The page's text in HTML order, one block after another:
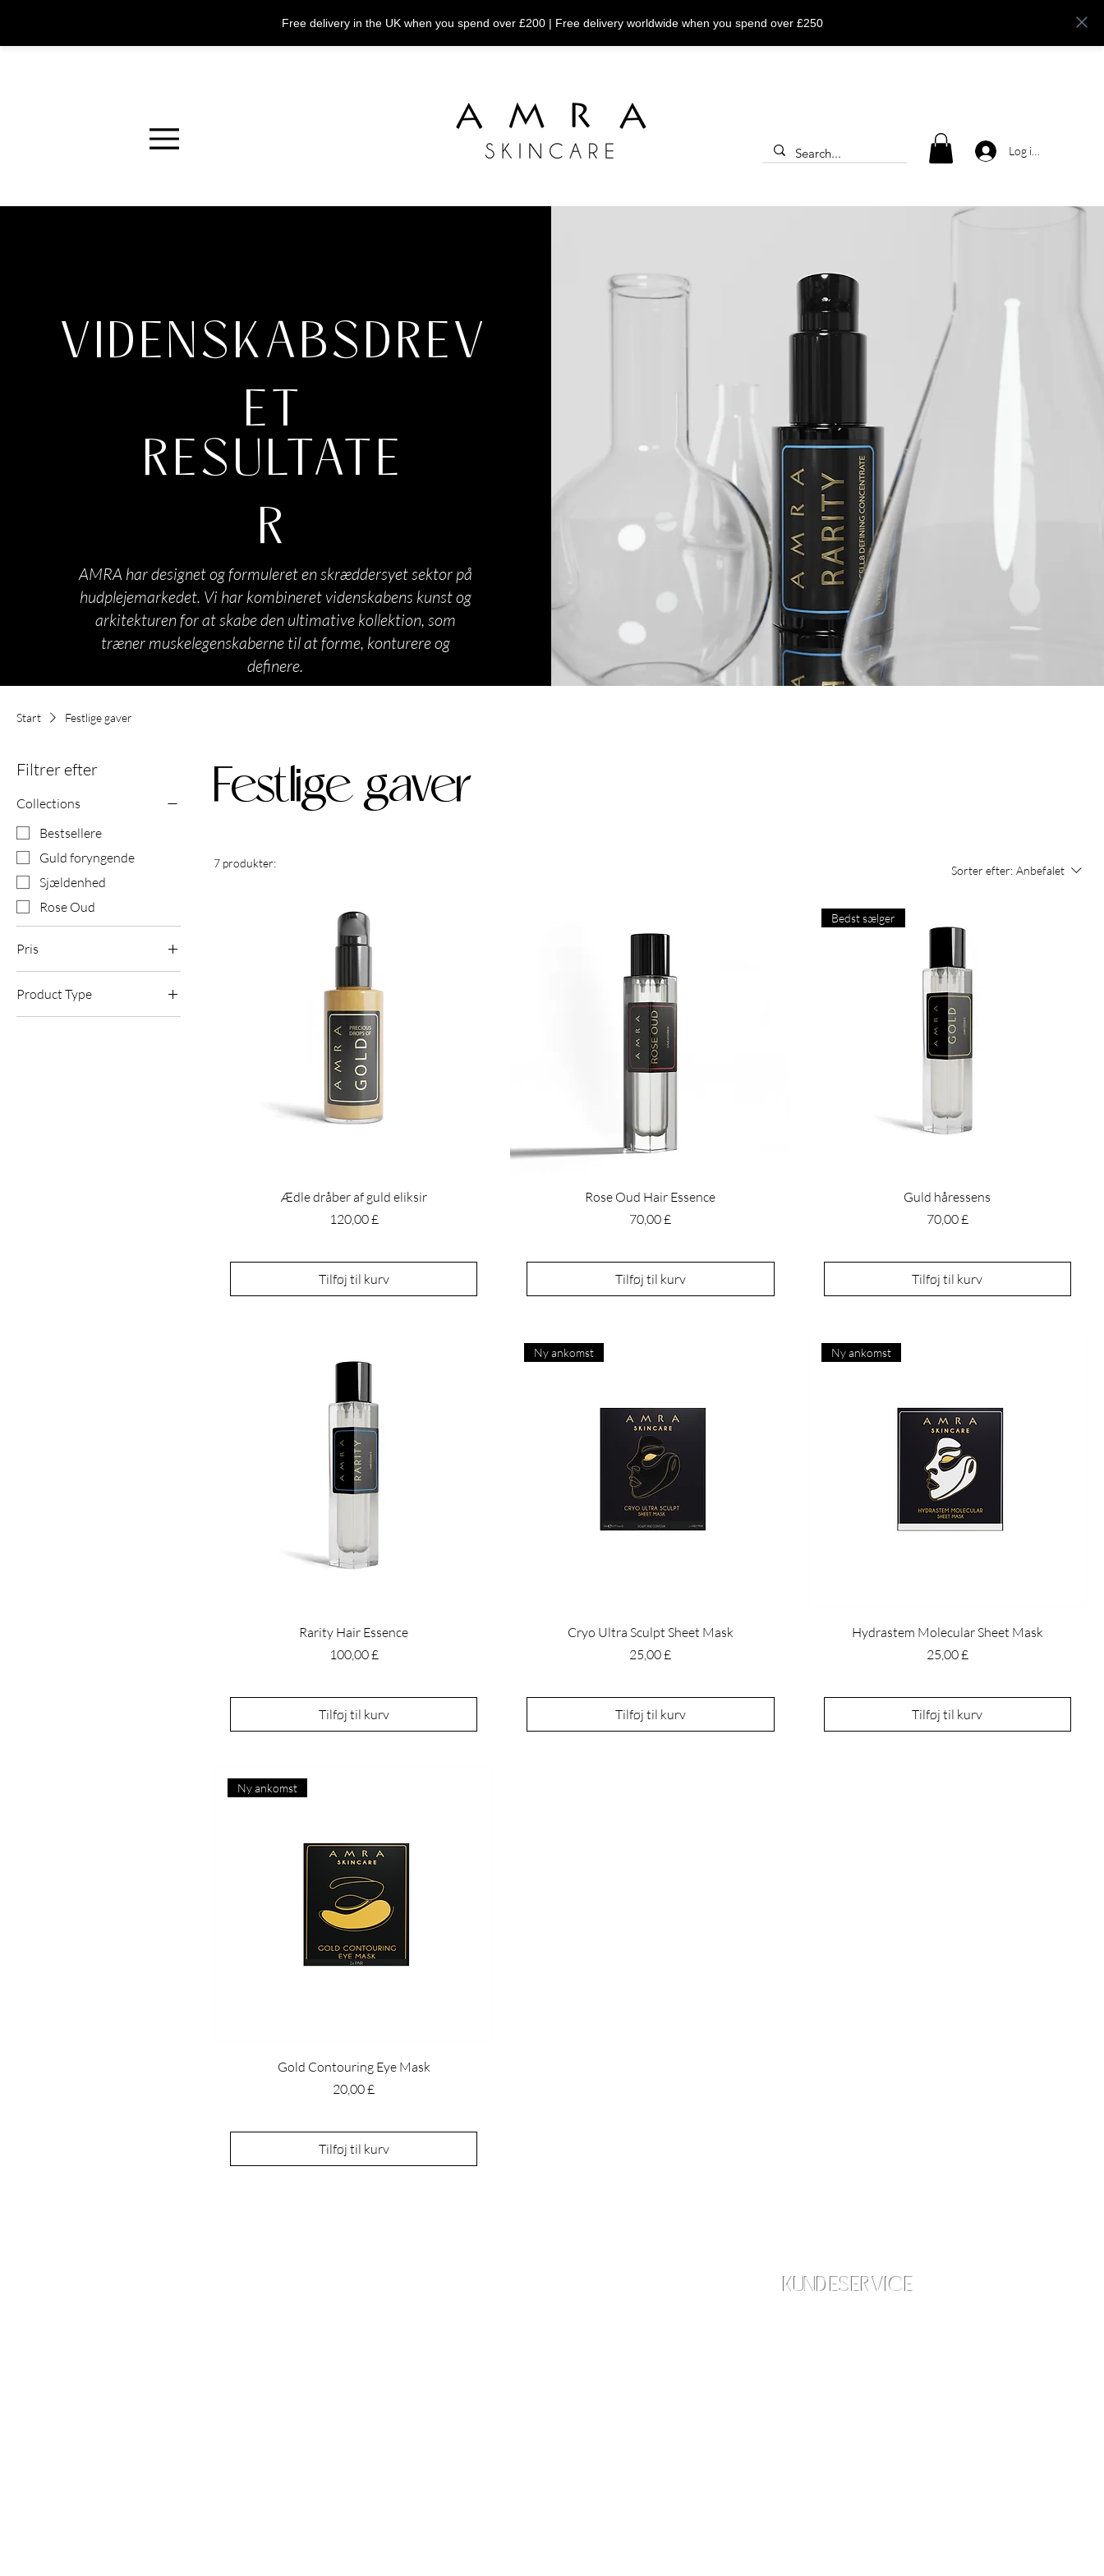
Free delivery in the UK when you spend over £200 | Free delivery worldwide when you spend over £250
Log ind
VIDENSKABSDREV
ET
RESULTATE
R
AMRA har designet og formuleret en skræddersyet sektor på
hudplejemarkedet. Vi har kombineret videnskabens kunst og
arkitekturen for at skabe den ultimative kollektion, som
træner muskelegenskaberne til at forme, konturere og
definere.
Start Festlige gaver
Filtrer efter
Collections
Bestsellere
Guld foryngende
Sjældenhed
Rose Oud
Pris
20 £ 120 £
Product Type
Festlige gaver
7 produkter:
Sorter efter: Anbefalet
Ædle dråber af guld eliksir
Pris
120,00 £
Tilføj til kurv
Rose Oud Hair Essence
Pris
70,00 £
Tilføj til kurv
Bedst sælger
Guld håressens
Pris
70,00 £
Tilføj til kurv
Rarity Hair Essence
Pris
100,00 £
Tilføj til kurv
Ny ankomst
Cryo Ultra Sculpt Sheet Mask
Pris
25,00 £
Tilføj til kurv
Ny ankomst
Hydrastem Molecular Sheet Mask
Pris
25,00 £
Tilføj til kurv
Ny ankomst
Gold Contouring Eye Mask
Pris
20,00 £
Tilføj til kurv
KUNDESERVICE